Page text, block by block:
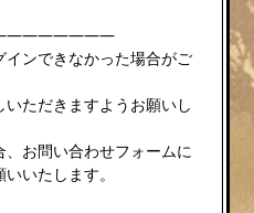
ンできなかった場合がご
ただきますようお願いし
お問い合わせフォームに
いたします。